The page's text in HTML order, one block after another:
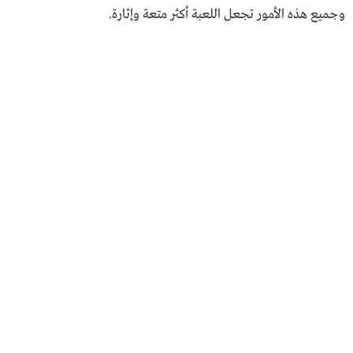
وجميع هذه الأمور تجعل اللعبة أكثر متعة وإثارة.